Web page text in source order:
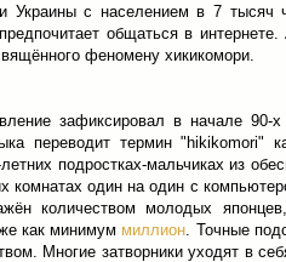
Украины с населением в 7
общаться в
феномену хикикомори.
зафиксировал в начале 90-
переводит термин "hikikomori"
подростках-мальчиках из
комнатах один на один с
количеством молодых
как минимум миллион . Точные
Многие затворники уходят в